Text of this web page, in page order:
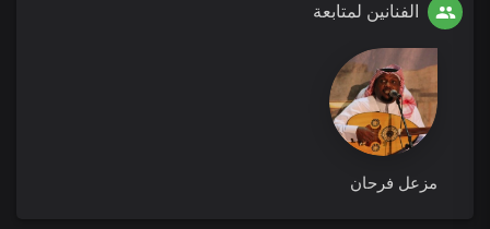
الفنانين لمتابعة
مزعل فرحان